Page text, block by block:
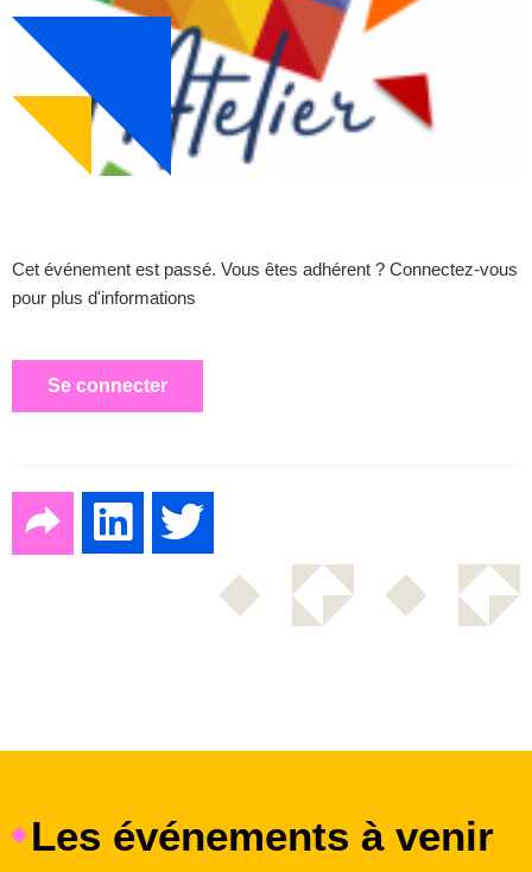
Cet événement est passé. Vous êtes adhérent ? Connectez-vous
pour plus d'informations
Se connecter
Les événements à venir